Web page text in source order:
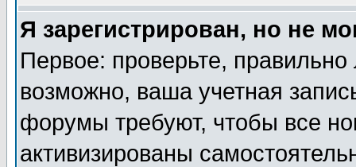
Я зарегистрирован, но не
Первое: проверьте,
возможно, ваша учетная
форумы требуют, чтобы все
активизированы